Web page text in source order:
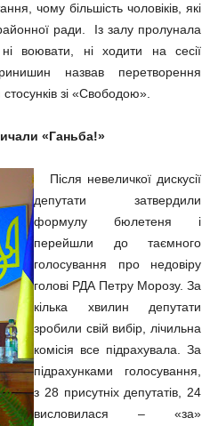
чому більшість чоловіків, які
районної ради. Із залу пролунала
воювати, ні ходити на сесії
назвав перетворення
зі «Свободою».
«Ганьба!»
Після невеличкої дискусії
депутати затвердили
формулу бюлетеня і
перейшли до таємного
голосування про недовіру
голові РДА Петру Морозу. За
кілька хвилин депутати
зробили свій вибір, лічильна
комісія все підрахувала. За
підрахунками голосування,
з 28 присутніх депутатів, 24
висловилася – «за»